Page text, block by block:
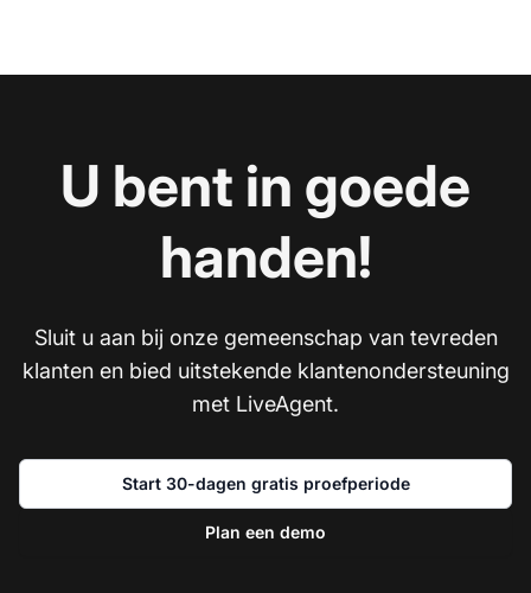
U bent in goede
handen!
Sluit u aan bij onze gemeenschap van tevreden
klanten en bied uitstekende klantenondersteuning
met LiveAgent.
Start 30-dagen gratis proefperiode
Plan een demo